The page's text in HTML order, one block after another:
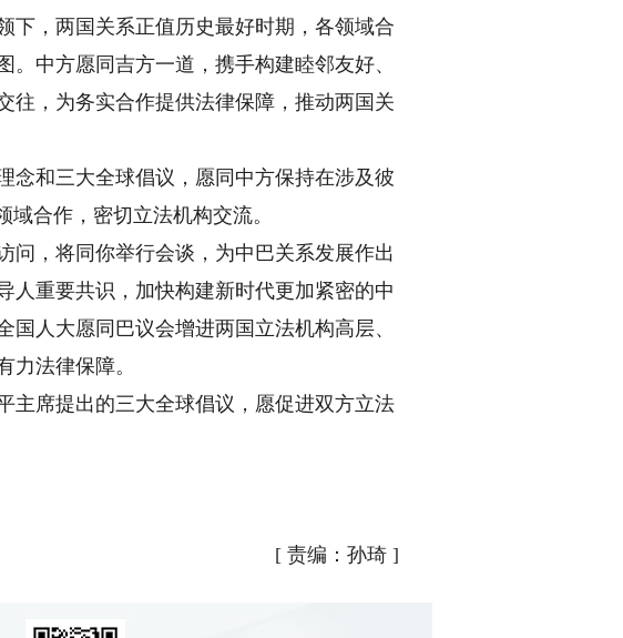
，两国关系正值历史最好时期，各领域合
中方愿同吉方一道，携手构建睦邻友好、
往，为务实合作提供法律保障，推动两国关
和三大全球倡议，愿同中方保持在涉及彼
合作，密切立法机构交流。
，将同你举行会谈，为中巴关系发展作出
人重要共识，加快构建新时代更加紧密的中
人大愿同巴议会增进两国立法机构高层、
法律保障。
席提出的三大全球倡议，愿促进双方立法
[ 责编：孙琦 ]